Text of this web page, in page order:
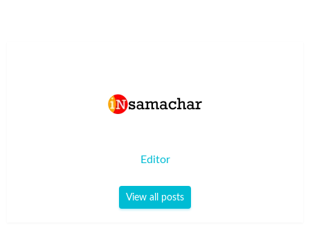
Editor
View all posts